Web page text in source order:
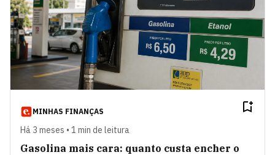
MINHAS FINANÇAS
Há 3 meses • 1 min de leitura
Gasolina mais cara: quanto custa encher o